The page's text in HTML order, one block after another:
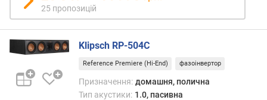
(
Г
)
25 пропозицій
Klipsch RP-504C
Reference Premiere (Hi-End) фазоінвертор
Призначення: домашня, полична
Тип акустики: 1.0, пасивна